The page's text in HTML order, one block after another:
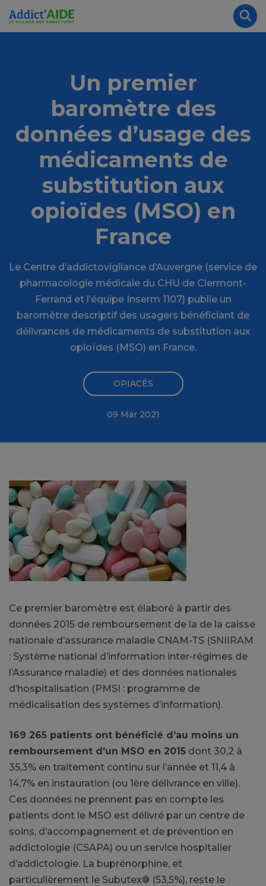
Aller au contenu principal
Un premier
baromètre des
données d’usage des
médicaments de
substitution aux
opioïdes (MSO) en
France
Le Centre d’addictovigilance d’Auvergne (service de
pharmacologie médicale du CHU de Clermont-
Ferrand et l’équipe Inserm 1107) publie un
baromètre descriptif des usagers bénéficiant de
délivrances de médicaments de substitution aux
opioïdes (MSO) en France.
OPIACÉS
09 Mar 2021
Ce premier baromètre est élaboré à partir des
données 2015 de remboursement de la de la caisse
nationale d’assurance maladie CNAM-TS (SNIIRAM
: Système national d’information inter-régimes de
l’Assurance maladie) et des données nationales
d’hospitalisation (PMSI : programme de
médicalisation des systèmes d’information).
169 265 patients ont bénéficié d’au moins un
remboursement d’un MSO en 2015 dont 30,2 à
35,3% en traitement continu sur l’année et 11,4 à
14,7% en instauration (ou 1ère délivrance en ville).
Ces données ne prennent pas en compte les
patients dont le MSO est délivré par un centre de
soins, d’accompagnement et de prévention en
addictologie (CSAPA) ou un service hospitalier
d’addictologie. La buprénorphine, et
particulièrement le Subutex® (53,5%), reste le
Panneau de gestion des cookies